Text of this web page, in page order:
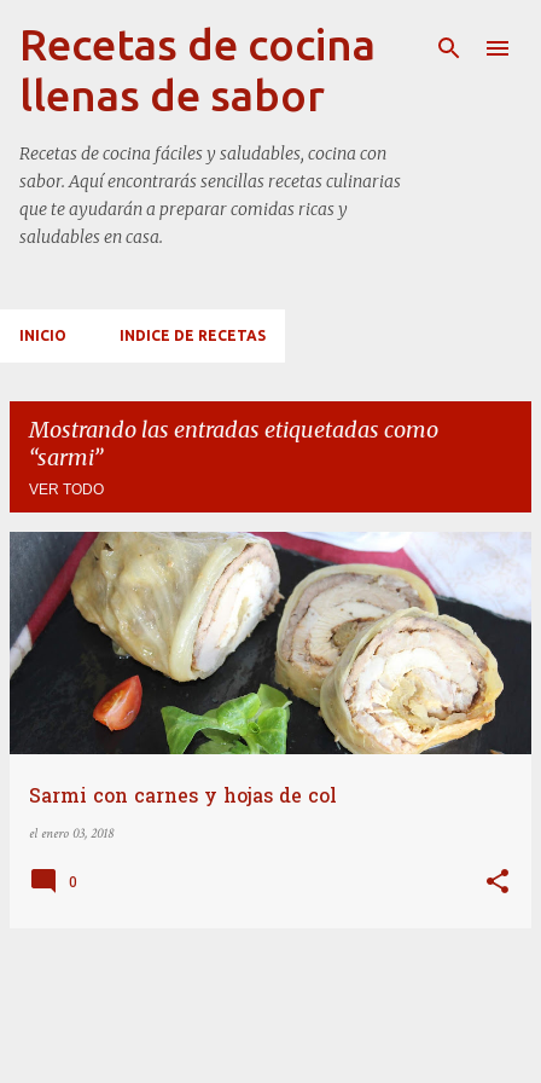
Ir al contenido principal
Recetas de cocina
llenas de sabor
Recetas de cocina fáciles y saludables, cocina con
sabor. Aquí encontrarás sencillas recetas culinarias
que te ayudarán a preparar comidas ricas y
saludables en casa.
INICIO INDICE DE RECETAS
Mostrando las entradas etiquetadas como
sarmi
VER TODO
E
t
r
d
Sarmi con carnes y hojas de col
el enero 03, 2018
0